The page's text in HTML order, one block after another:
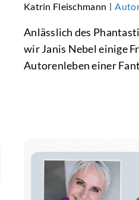
Katrin Fleischmann |
Anlässlich des
wir Janis Nebel einige
Autorenleben einer